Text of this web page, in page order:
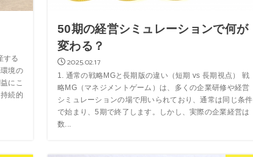
する
境の
にこ
続的
50期の経営シミュレーションで何が
変わる？
2025.02.17
1. 通常の戦略MGと長期版の違い（短期 vs 長期視点） 戦
略MG（マネジメントゲーム）は、多くの企業研修や経営
シミュレーションの場で用いられており、通常は同じ条件
で始まり、5期で終了します。しかし、実際の企業経営は
数...